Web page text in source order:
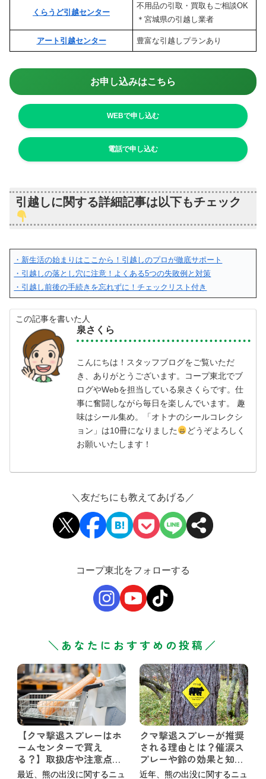
くらうど引越センター
不用品の引取・買取もご相談OK
＊宮城県の引越し業者
アート引越センター 豊富な引越しプランあり
お申し込みはこちら
WEBで申し込む
電話で申し込む
引越しに関する詳細記事は以下もチェック
・新生活の始まりはここから！引越しのプロが徹底サポート
・引越しの落とし穴に注意！よくある5つの失敗例と対策
・引越し前後の手続きを忘れずに！チェックリスト付き
この記事を書いた人
泉さくら
こんにちは！スタッフブログをご覧いただ
き、ありがとうございます。コープ東北でブ
ログやWebを担当している泉さくらです。仕
事に奮闘しながら毎日を楽しんでいます。 趣
味はシール集め。「オトナのシールコレクシ
ョン」は10冊になりました
どうぞよろしく
お願いいたします！
＼友だちにも教えてあげる／
コープ東北をフォローする
＼あなたにおすすめの投稿／
【クマ撃退スプレーはホ
ームセンターで買え
る？】取扱店や注意点、
購入以外の賢い選択肢も
最近、熊の出没に関するニュ
クマ撃退スプレーが推奨
される理由とは？催涙ス
プレーや鈴の効果と知っ
ておきたい備え
近年、熊の出没に関するニュ